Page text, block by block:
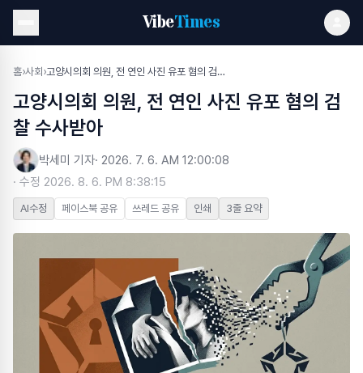
VibeTimes
홈›사회 › 고양시의회 의원, 전 연인 사진 유포 혐의 검찰 수사받아
고양시의회 의원, 전 연인 사진 유포 혐의 검
찰 수사받아
박세미 기자· 2026. 7. 6. AM 12:00:08
· 수정 2026. 8. 6. PM 8:38:15
AI수정 페이스북 공유 쓰레드 공유 인쇄 3줄 요약